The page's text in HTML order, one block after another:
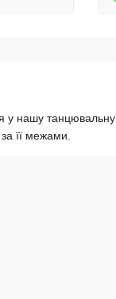
нашу танцювальну
за її межами.